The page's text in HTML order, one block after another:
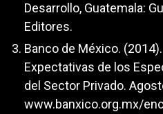
Desarrollo, Guatemala:
Editores.
Banco de México.
Expectativas de los
del Sector Privado.
www.banxico.org.mx/